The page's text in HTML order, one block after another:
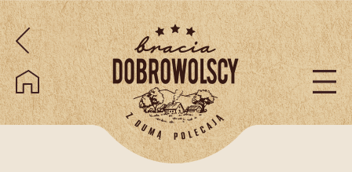
Przejdź do treści